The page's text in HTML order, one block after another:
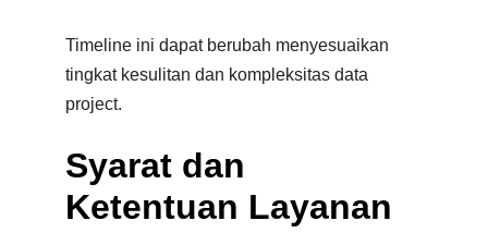
Timeline ini dapat berubah menyesuaikan
tingkat kesulitan dan kompleksitas data
project.
Syarat dan
Ketentuan Layanan